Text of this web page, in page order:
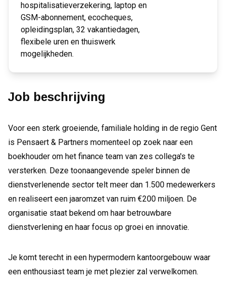
hospitalisatieverzekering, laptop en
GSM-abonnement, ecocheques,
opleidingsplan, 32 vakantiedagen,
flexibele uren en thuiswerk
mogelijkheden.
Job beschrijving
Voor een sterk groeiende, familiale holding in de regio Gent
is Pensaert & Partners momenteel op zoek naar een
boekhouder om het finance team van zes collega's te
versterken. Deze toonaangevende speler binnen de
dienstverlenende sector telt meer dan 1.500 medewerkers
en realiseert een jaaromzet van ruim €200 miljoen. De
organisatie staat bekend om haar betrouwbare
dienstverlening en haar focus op groei en innovatie.
Je komt terecht in een hypermodern kantoorgebouw waar
een enthousiast team je met plezier zal verwelkomen.